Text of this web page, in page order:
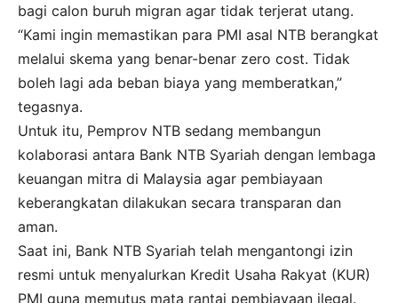
bagi calon buruh migran agar tidak terjerat utang.
“Kami ingin memastikan para PMI asal NTB berangkat
melalui skema yang benar-benar zero cost. Tidak
boleh lagi ada beban biaya yang memberatkan,”
tegasnya.
Untuk itu, Pemprov NTB sedang membangun
kolaborasi antara Bank NTB Syariah dengan lembaga
keuangan mitra di Malaysia agar pembiayaan
keberangkatan dilakukan secara transparan dan
aman.
Saat ini, Bank NTB Syariah telah mengantongi izin
resmi untuk menyalurkan Kredit Usaha Rakyat (KUR)
PMI guna memutus mata rantai pembiayaan ilegal.